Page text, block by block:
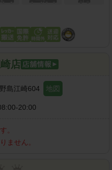
店
島江崎604 地図
20:00
。
ません。